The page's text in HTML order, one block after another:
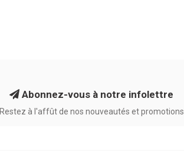
Abonnez-vous à notre infolettre
Restez à l'affût de nos nouveautés et promotions